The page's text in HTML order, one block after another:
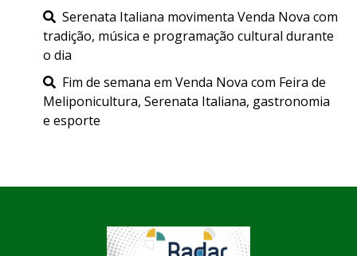
Serenata Italiana movimenta Venda Nova com
tradição, música e programação cultural durante
o dia
Fim de semana em Venda Nova com Feira de
Meliponicultura, Serenata Italiana, gastronomia
e esporte